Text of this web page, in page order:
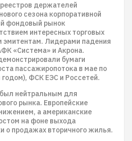
держателей
сезона корпоративной
фондовый рынок
интересных торговых
эмитентам. Лидерами падения
«Система» и Акрона.
бумаги
пассажиропотока в мае по
ФСК ЕЭС и Россетей.
нейтральным для
рынка. Европейские
а американские
на фоне выхода
о продажах вторичного жилья.